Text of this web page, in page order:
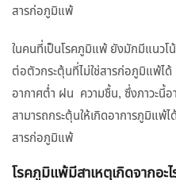
สารก่อภูมิแพ้
ในคนที่เป็นโรคภูมิแพ้ ยังมักมีแนวโ
ต่อตัวกระตุ้นที่ไม่ใช่สารก่อภูมิแพ้ได้
อากาศต่ำ ฝน ความชื้น, ซึ่งภาวะนี้
สามารถกระตุ้นให้เกิดอาการภูมิแพ้
สารก่อภูมิแพ้
โรคภูมิแพ้มีสาเหตุเกิดจากอะ